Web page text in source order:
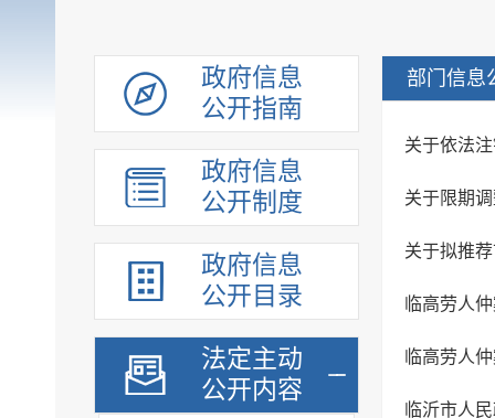
政府信息
公开指南
政府信息
公开制度
政府信息
公开目录
法定主动
公开内容
部门信息
关于限期
关于拟推